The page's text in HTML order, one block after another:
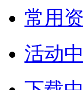
常用
活动